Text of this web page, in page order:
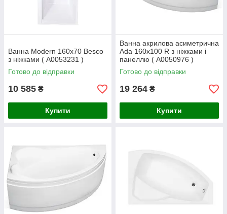
Ванна Modern 160x70 Besco
з ніжками ( А0053231 )
Готово до відправки
10 585 ₴
Купити
Ванна акрилова асиметрична
Ada 160x100 R з ніжками і
панеллю ( А0050976 )
Готово до відправки
19 264 ₴
Купити